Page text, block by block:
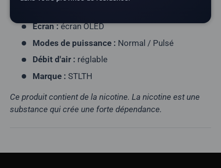
Écran :écran OLED
Modes de puissance : Normal / Pulsé
Débit d'air : réglable
Marque : STLTH
Ce produit contient de la nicotine. La nicotine est une
substance qui crée une forte dépendance.